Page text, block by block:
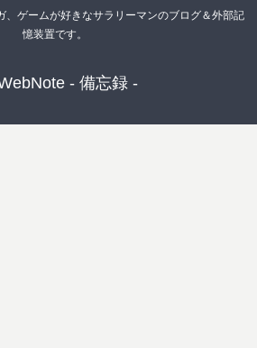
、ゲームが好きなサラリーマンのブログ＆外部記
憶装置です。
- 備忘録 -